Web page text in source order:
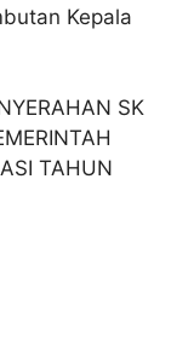
Kepala
SK
TAHUN